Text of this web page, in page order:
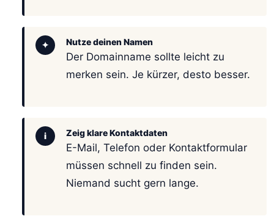
✦ Nutze deinen Namen
Der Domainname sollte leicht zu
merken sein. Je kürzer, desto besser.
i Zeig klare Kontaktdaten
E-Mail, Telefon oder Kontaktformular
müssen schnell zu finden sein.
Niemand sucht gern lange.